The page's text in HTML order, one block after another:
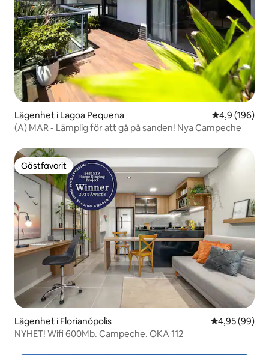
Lägenhet i Lagoa Pequena 4,9 av 5 i
4,9 (196)
(A) MAR - Lämplig för att gå på sanden! Nya Campeche
Gästfavorit
Gästfavorit
Lägenhet i Florianópolis 4,95 av 5 i
4,95 (99)
NYHET! Wifi 600Mb. Campeche. OKA 112